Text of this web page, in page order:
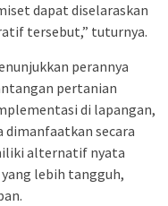
dapat diselaraskan
tersebut,” tuturnya.
perannya
pertanian
di lapangan,
secara
alternatif nyata
lebih tangguh,